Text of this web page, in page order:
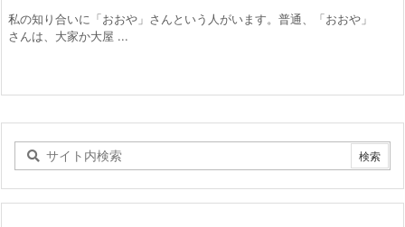
私の知り合いに「おおや」さんという人がいます。普通、「おおや」
さんは、大家か大屋 ...